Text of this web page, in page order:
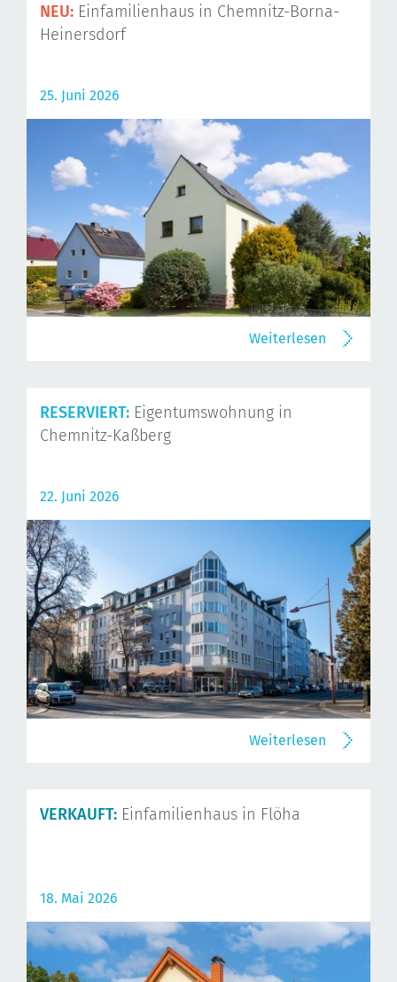
NEU: Einfamilienhaus in Chemnitz-Borna-
Heinersdorf
25. Juni 2026
Weiterlesen
RESERVIERT: Eigentumswohnung in
Chemnitz-Kaßberg
22. Juni 2026
Weiterlesen
VERKAUFT: Einfamilienhaus in Flöha
18. Mai 2026